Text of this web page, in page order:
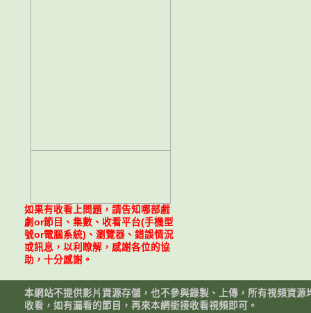
如果有收看上問題，請告知哪部戲
劇or節目、集數、收看平台(手機型
號or電腦系統)、瀏覽器、錯誤情況
或訊息，以利瞭解，感謝各位的協
助，十分感謝。
本網站不提供影片資源存儲，也不參與錄製、上傳，所有視頻資
收看，如有漏看的節目，再來本網銜接收看視頻即可。